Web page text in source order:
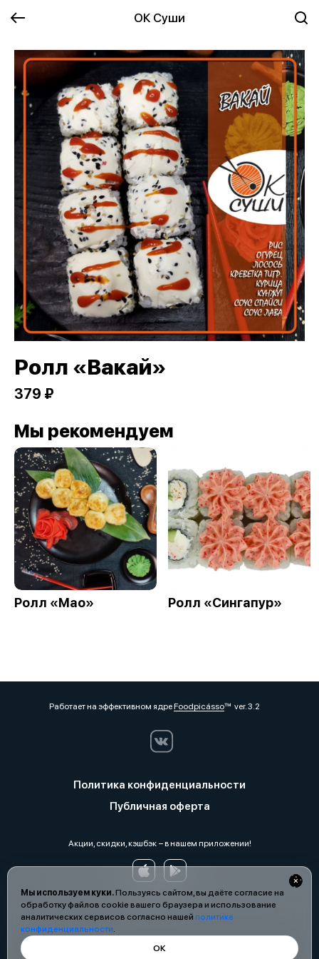
ОК Суши
Мы используем куки.Пользуясь сайтом, вы даёте согласие на
обработку файлов cookie вашего браузера и использование
аналитических сервисов согласно нашей политике
конфиденциальности.
ОК
Ролл «Вакай»
379 ₽
Мы рекомендуем
Ролл «Мао» Ролл «Сингапур»
Работает на эффективном ядреFoodpicássover. 3.2
Политика конфиденциальности
Публичная оферта
Акции, скидки, кэшбэк − в нашем приложении!